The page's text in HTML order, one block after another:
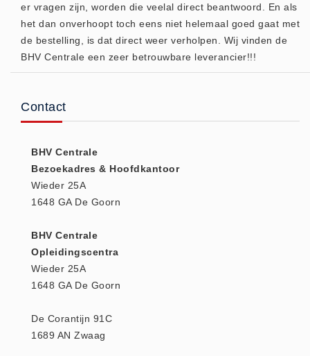
Winkel
(20)
Actie (5)
AED batterijen (12)
AED binnen - buiten kasten (11)
Beademings materialen (6)
AED trainers (14)
er vragen zijn, worden die veelal direct beantwoord. En als
het dan onverhoopt toch eens niet helemaal goed gaat met
de bestelling, is dat direct weer verholpen. Wij vinden de
BHV Centrale een zeer betrouwbare leverancier!!!
Contact
BHV Centrale
Bezoekadres & Hoofdkantoor
Wieder 25A
1648 GA De Goorn
BHV Centrale
Opleidingscentra
Wieder 25A
1648 GA De Goorn
De Corantijn 91C
1689 AN Zwaag